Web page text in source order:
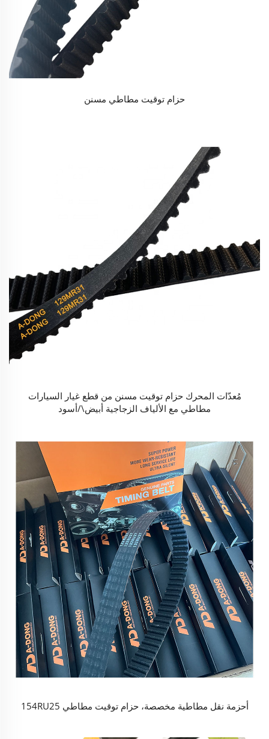
حزام توقيت مطاطي مسنن
مُعدّات المحرك حزام توقيت مسنن من قطع غيار السيارات
مطاطي مع الألياف الزجاجية أبيض\/أسود
أحزمة نقل مطاطية مخصصة، حزام توقيت مطاطي 154RU25